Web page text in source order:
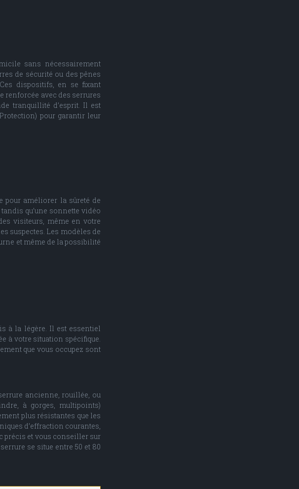
sans nécessairement
de sécurité ou des pênes
dispositifs, en se fixant
renforcée avec des serrures
tranquillité d’esprit. Il est
pour garantir leur
pour améliorer la sûreté de
qu’une sonnette vidéo
visiteurs, même en votre
suspectes. Les modèles de
et même de la possibilité
à la légère. Il est essentiel
à votre situation spécifique.
que vous occupez sont
ancienne, rouillée, ou
à gorges, multipoints)
plus résistantes que les
d’effraction courantes,
précis et vous conseiller sur
se situe entre 50 et 80